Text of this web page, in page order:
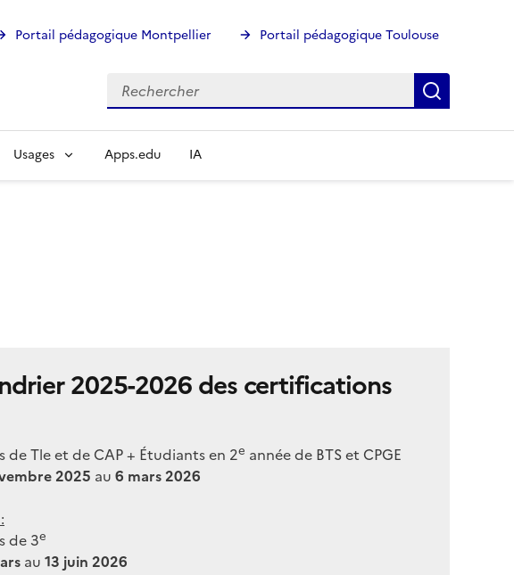
Portail pédagogique Montpellier Portail pédagogique Toulouse
Rechercher
Rechercher
Usages Apps.edu IA
2025-2026 des certifications
de Tle et de CAP + Étudiants en 2e année de BTS et CPGE
2025 au 6 mars 2026
de 3e
au 13 juin 2026